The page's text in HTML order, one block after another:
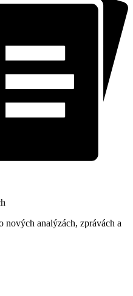
analýzách, zprávách a